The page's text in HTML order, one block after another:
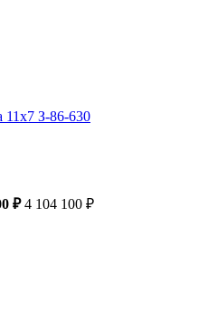
11х7 З-86-630
₽ 4 104 100 ₽